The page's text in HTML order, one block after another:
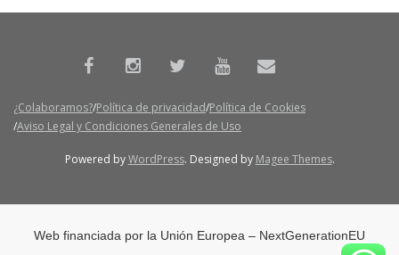
¿Colaboramos? Política de privacidad Política de Cookies
Aviso Legal y Condiciones Generales de Uso
Powered byWordPress. Designed by Magee Themes.
Web financiada por la Unión Europea – NextGenerationEU